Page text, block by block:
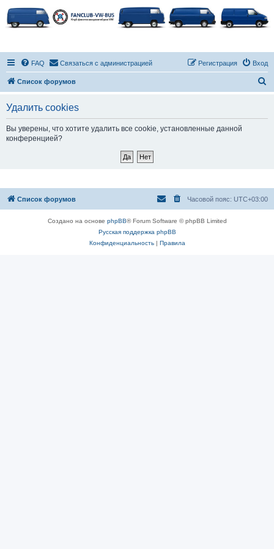
FAQ Связаться с администрацией Вход
Регистрация
Список форумов
Удалить cookies
Вы уверены, что хотите удалить все cookie, установленные данной
конференцией?
Список форумов Часовой пояс: UTC+03:00
Создано на основе phpBB® Forum Software © phpBB Limited
Русская поддержка phpBB
Конфиденциальность| Правила